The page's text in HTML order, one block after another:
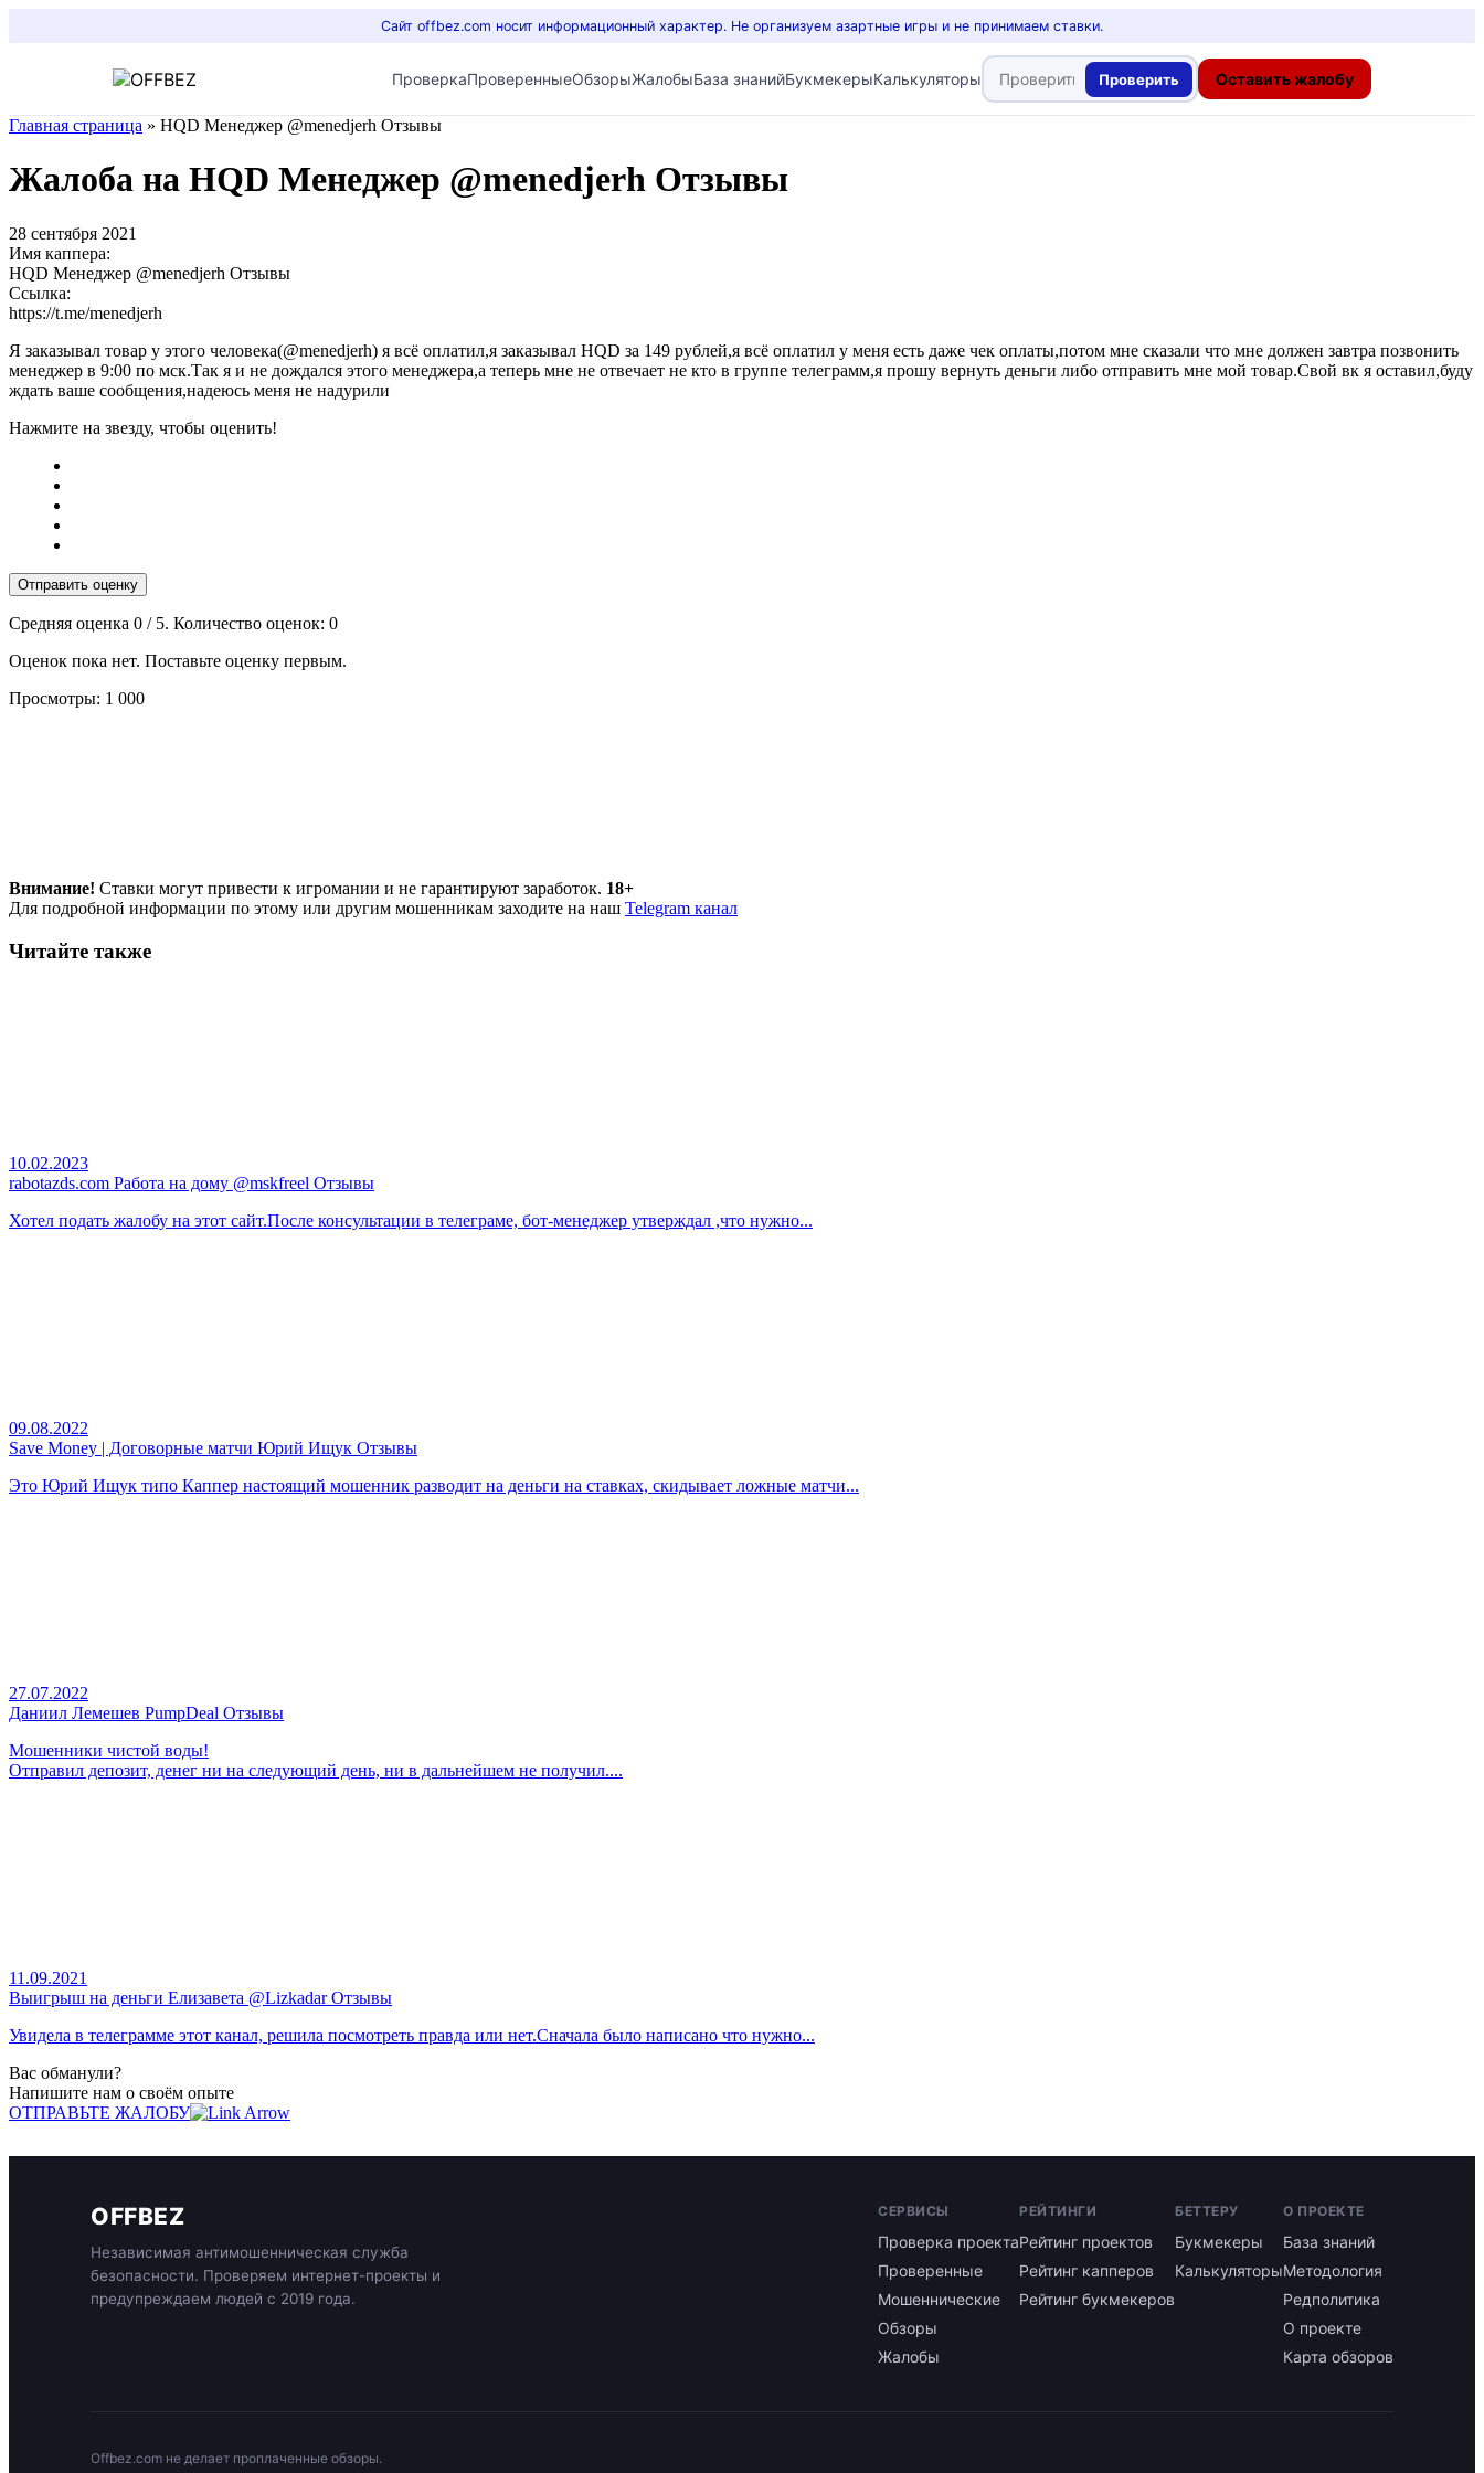
Сайт offbez.com носит информационный характер. Не организуем азартные игры и не принимаем ставки.
ПроверкаПроверенныеОбзорыЖалобыБаза знанийБукмекерыКалькуляторы Проверить Оставить жалобу
Главная страница » HQD Менеджер @menedjerh Отзывы
Жалоба на HQD Менеджер @menedjerh Отзывы
28 сентября 2021
Имя каппера:
HQD Менеджер @menedjerh Отзывы
Ссылка:
https://t.me/menedjerh
Я заказывал товар у этого человека(@menedjerh) я всё оплатил,я заказывал HQD за 149 рублей,я всё оплатил у меня есть даже чек оплаты,потом мне сказали что мне должен завтра позвонить
менеджер в 9:00 по мск.Так я и не дождался этого менеджера,а теперь мне не отвечает не кто в группе телеграмм,я прошу вернуть деньги либо отправить мне мой товар.Свой вк я оставил,буду
ждать ваше сообщения,надеюсь меня не надурили
Нажмите на звезду, чтобы оценить!
Отправить оценку
Средняя оценка 0 / 5. Количество оценок: 0
Оценок пока нет. Поставьте оценку первым.
Просмотры: 1 000
Внимание! Ставки могут привести к игромании и не гарантируют заработок. 18+
Для подробной информации по этому или другим мошенникам заходите на наш Telegram канал
Читайте также
10.02.2023
rabotazds.com Работа на дому @mskfreel Отзывы
Хотел подать жалобу на этот сайт.После консультации в телеграме, бот-менеджер утверждал ,что нужно...
09.08.2022
Save Money | Договорные матчи Юрий Ищук Отзывы
Это Юрий Ищук типо Каппер настоящий мошенник разводит на деньги на ставках, скидывает ложные матчи...
27.07.2022
Даниил Лемешев PumpDeal Отзывы
Мошенники чистой воды!
Отправил депозит, денег ни на следующий день, ни в дальнейшем не получил....
11.09.2021
Выигрыш на деньги Елизавета @Lizkadar Отзывы
Увидела в телеграмме этот канал, решила посмотреть правда или нет.Сначала было написано что нужно...
Вас обманули?
Напишите нам о своём опыте
ОТПРАВЬТЕ ЖАЛОБУ
OFFBEZ
Независимая антимошенническая служба
безопасности. Проверяем интернет-проекты и
предупреждаем людей с 2019 года.
СЕРВИСЫ
Проверка проекта
Проверенные
Мошеннические
Обзоры
Жалобы
РЕЙТИНГИ
Рейтинг проектов
Рейтинг капперов
Рейтинг букмекеров
БЕТТЕРУ
Букмекеры
Калькуляторы
О ПРОЕКТЕ
База знаний
Методология
Редполитика
О проекте
Карта обзоров
Offbez.com не делает проплаченные обзоры.